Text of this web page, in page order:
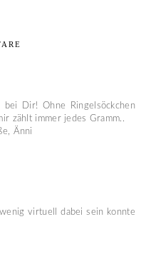
Dir! Ohne Ringelsöckchen
zählt immer jedes Gramm..
Änni
virtuell dabei sein konnte